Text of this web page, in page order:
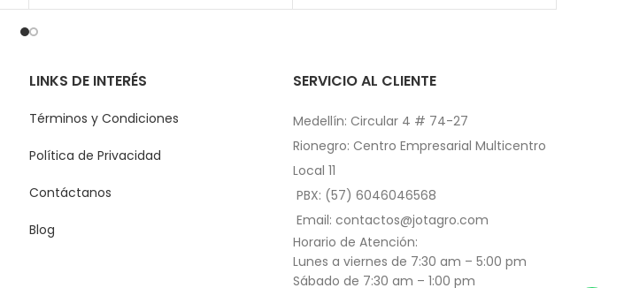
LINKS DE INTERÉS
Términos y Condiciones
Política de Privacidad
Contáctanos
Blog
SERVICIO AL CLIENTE
Medellín: Circular 4 # 74-27
Rionegro: Centro Empresarial Multicentro
Local 11
PBX: (57) 6046046568
Email: contactos@jotagro.com
Horario de Atención:
Lunes a viernes de 7:30 am – 5:00 pm
Sábado de 7:30 am – 1:00 pm